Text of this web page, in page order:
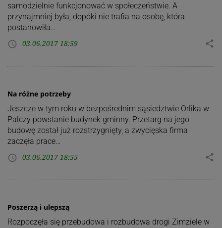
samodzielnie funkcjonować w społeczeństwie. A
przynajmniej była, dopóki nie trafia na osobę, która
postanowiła…
access_time 03.06.2017 18:59 share
Na różne potrzeby
Jeszcze w tym roku w bezpośrednim sąsiedztwie Orlika w
Palczy powstanie budynek gminny. Przetarg na jego
budowę został już rozstrzygnięty, a zwycięska firma
zaczęła prace…
access_time 03.06.2017 18:55 share
Poszerzą i ulepszą
Rozpoczęła się przebudowa i rozbudowa drogi Zimziele w